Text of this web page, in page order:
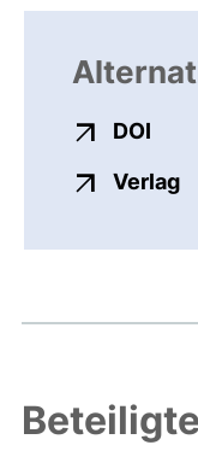
DOI
Verlag